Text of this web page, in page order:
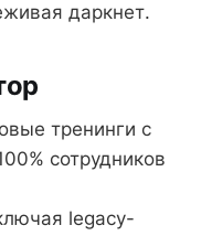
даркнет.
тренинги с
сотрудников
legacy-